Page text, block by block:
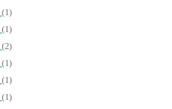
(1)
(1)
(2)
(1)
(1)
(1)